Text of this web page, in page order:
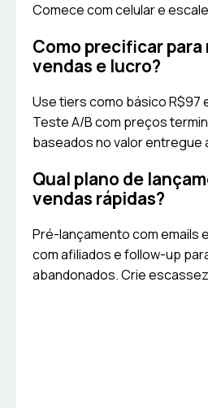
Comece com celular e
Como precificar para
vendas e lucro?
Use tiers como básico R$97
Teste A/B com preços
baseados no valor entregue
Qual plano de
vendas rápidas?
Pré-lançamento com emails
com afiliados e follow-up
abandonados. Crie